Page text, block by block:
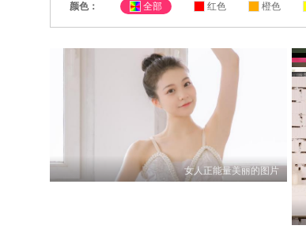
颜色： 全部 红色 橙色
女人正能量美丽的图片